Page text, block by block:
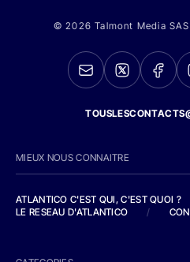
© 2026 Talmont Media
MIEUX NOUS CONNAITRE
ATLANTICO C'EST QUI, C'EST QUOI ?
LE RESEAU D'ATLANTICO
/